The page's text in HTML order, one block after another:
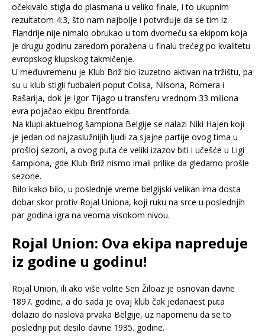
očekivalo stigla do plasmana u veliko finale, i to ukupnim
rezultatom 4:3, što nam najbolje i potvrđuje da se tim iz
Flandrije nije nimalo obrukao u tom dvomeču sa ekipom koja
je drugu godinu zaredom poražena u finalu trećeg po kvalitetu
evropskog klupskog takmičenje.
U međuvremenu je Klub Briž bio izuzetno aktivan na tržištu, pa
su u klub stigli fudbaleri poput Colisa, Nilsona, Romera i
Rašarija, dok je Igor Tijago u transferu vrednom 33 miliona
evra pojačao ekipu Brentforda.
Na klupi aktuelnog šampiona Belgije se nalazi Niki Hajen koji
je jedan od najzaslužnijih ljudi za sjajne partije ovog tima u
prošloj sezoni, a ovog puta će veliki izazov biti i učešće u Ligi
šampiona, gde Klub Briž nismo imali prilike da gledamo prošle
sezone.
Bilo kako bilo, u poslednje vreme belgijski velikan ima dosta
dobar skor protiv Rojal Uniona, koji ruku na srce u poslednjih
par godina igra na veoma visokom nivou.
Rojal Union: Ova ekipa napreduje
iz godine u godinu!
Rojal Union, ili ako više volite Sen Žiloaz je osnovan davne
1897. godine, a do sada je ovaj klub čak jedanaest puta
dolazio do naslova prvaka Belgije, uz napomenu da se to
poslednji put desilo davne 1935. godine.